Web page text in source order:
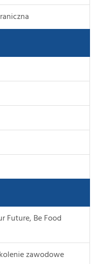
Future, Be Food
zawodowe